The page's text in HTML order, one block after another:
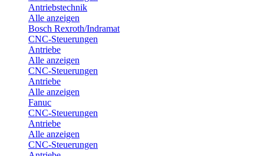
Antriebstechnik
Alle anzeigen
Bosch Rexroth/Indramat
CNC-Steuerungen
Antriebe
Alle anzeigen
CNC-Steuerungen
Antriebe
Alle anzeigen
Fanuc
CNC-Steuerungen
Antriebe
Alle anzeigen
CNC-Steuerungen